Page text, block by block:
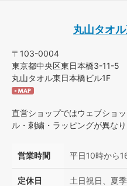
丸山タオ
〒103-0004
東京都中央区東日本橋3-11-5
丸山タオル東日本橋ビル1F
直営ショップではウェブショ
ル・刺繍・ラッピングが異なり
営業時間 平日10時から
定休日 土日祝日、夏